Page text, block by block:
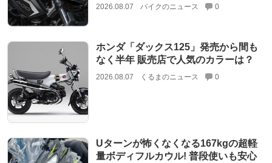
2026.08.07 バイクのニュース 0
ホンダ「ダックス125」発売から間も
なく半年 販売店で人気のカラーは？
2026.08.07 くるまのニュース 0
Uターンが怖くなくなる167kgの超軽
量ボディフルカウル! 普段使いも安心